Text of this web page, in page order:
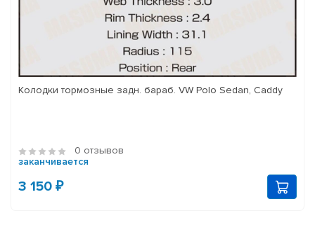
Колодки тормозные задн. бараб. VW Polo Sedan, Caddy
0 отзывов
заканчивается
3 150 ₽